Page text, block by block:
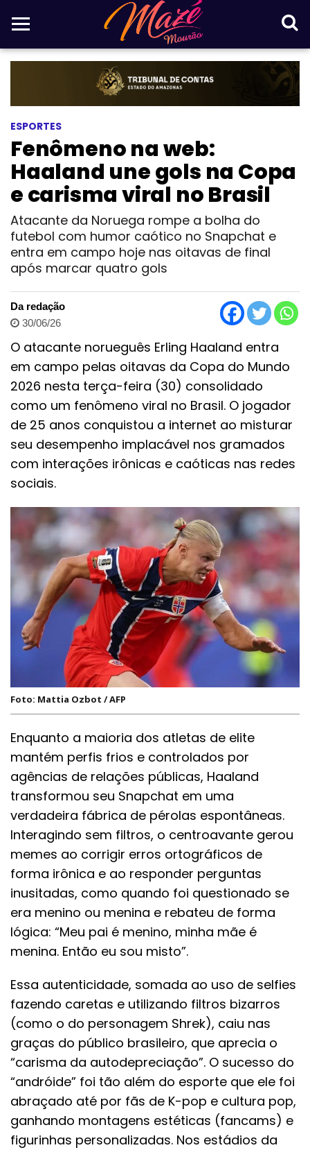
ESPORTES
Fenômeno na web:
Haaland une gols na Copa
e carisma viral no Brasil
Atacante da Noruega rompe a bolha do
futebol com humor caótico no Snapchat e
entra em campo hoje nas oitavas de final
após marcar quatro gols
Da redação
30/06/26
O atacante norueguês Erling Haaland entra
em campo pelas oitavas da Copa do Mundo
2026 nesta terça-feira (30) consolidado
como um fenômeno viral no Brasil. O jogador
de 25 anos conquistou a internet ao misturar
seu desempenho implacável nos gramados
com interações irônicas e caóticas nas redes
sociais.
Foto: Mattia Ozbot / AFP
Enquanto a maioria dos atletas de elite
mantém perfis frios e controlados por
agências de relações públicas, Haaland
transformou seu Snapchat em uma
verdadeira fábrica de pérolas espontâneas.
Interagindo sem filtros, o centroavante gerou
memes ao corrigir erros ortográficos de
forma irônica e ao responder perguntas
inusitadas, como quando foi questionado se
era menino ou menina e rebateu de forma
lógica: “Meu pai é menino, minha mãe é
menina. Então eu sou misto”.
Essa autenticidade, somada ao uso de selfies
fazendo caretas e utilizando filtros bizarros
(como o do personagem Shrek), caiu nas
graças do público brasileiro, que aprecia o
“carisma da autodepreciação”. O sucesso do
“andróide” foi tão além do esporte que ele foi
abraçado até por fãs de K-pop e cultura pop,
ganhando montagens estéticas (fancams) e
figurinhas personalizadas. Nos estádios da